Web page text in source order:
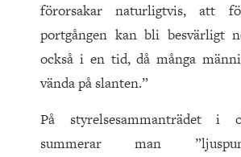
förorsakar naturligtvis, att
portgången kan bli besvärligt
också i en tid, då många
vända på slanten.”
På styrelsesammanträdet i
summerar man